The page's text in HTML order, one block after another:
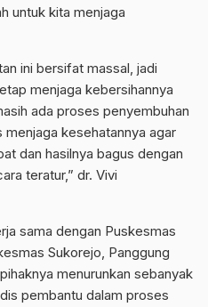
untuk kita menjaga
ini bersifat massal, jadi
menjaga kebersihannya
ada proses penyembuhan
kesehatannya agar
dan hasilnya bagus dengan
teratur,” dr. Vivi
sama dengan Puskesmas
Sukorejo, Panggung
menurunkan sebanyak
pembantu dalam proses